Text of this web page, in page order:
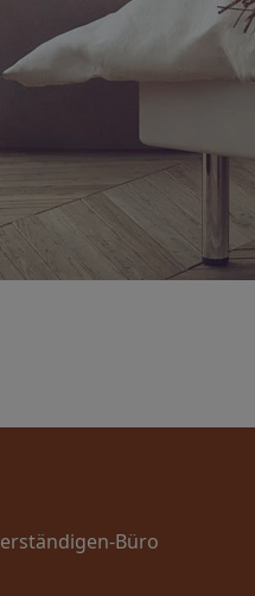
Büro
zulassen:
und Analytische-
Inhalte.
erlauben:
Inhalte oder die
in den Checkboxen
haben.